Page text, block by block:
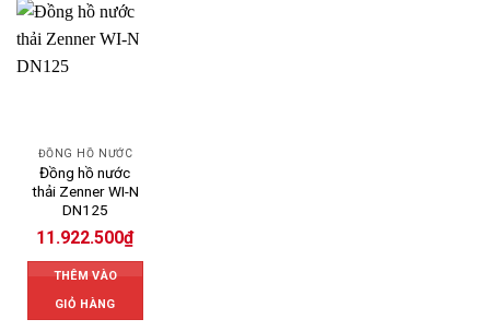
ĐỒNG HỒ NƯỚC
Đồng hồ nước
thải Zenner WI-N
DN125
11.922.500₫
THÊM VÀO
GIỎ HÀNG